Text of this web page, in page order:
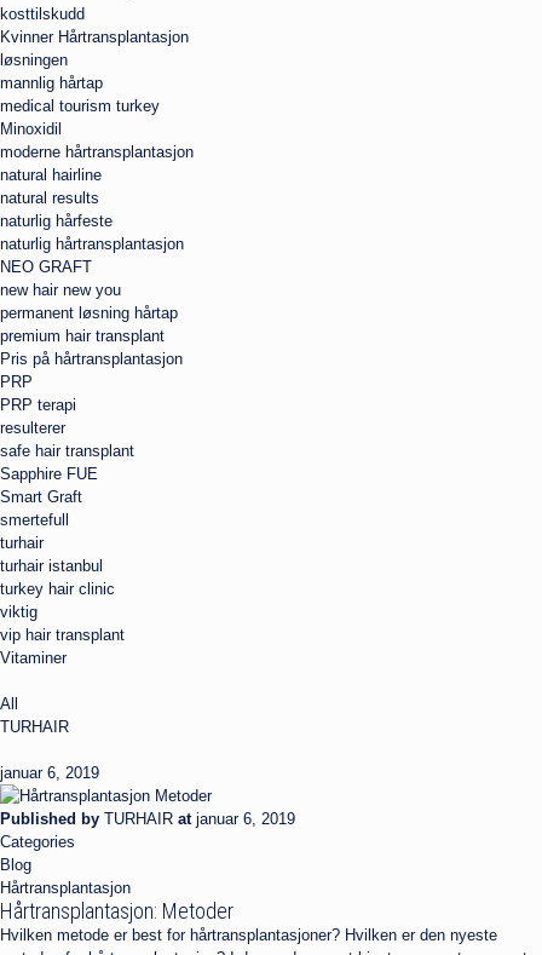
kosttilskudd
Kvinner Hårtransplantasjon
løsningen
mannlig hårtap
medical tourism turkey
Minoxidil
moderne hårtransplantasjon
natural hairline
natural results
naturlig hårfeste
naturlig hårtransplantasjon
NEO GRAFT
new hair new you
permanent løsning hårtap
premium hair transplant
Pris på hårtransplantasjon
PRP
PRP terapi
resulterer
safe hair transplant
Sapphire FUE
Smart Graft
smertefull
turhair
turhair istanbul
turkey hair clinic
viktig
vip hair transplant
Vitaminer
All
TURHAIR
januar 6, 2019
Published by TURHAIR at januar 6, 2019
Categories
Blog
Hårtransplantasjon
Hårtransplantasjon: Metoder
Hvilken metode er best for hårtransplantasjoner? Hvilken er den nyeste